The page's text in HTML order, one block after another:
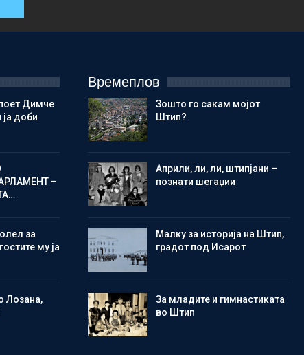
Димче
доби
–
за
му ја
Лозана,
Времеплов
Зошто го сакам мојот
Штип?
Aприли, ли, ли, штипјани –
познати шегаџии
Малку за историја на Штип,
градот под Исарот
Зa младите и гимнастиката
во Штип